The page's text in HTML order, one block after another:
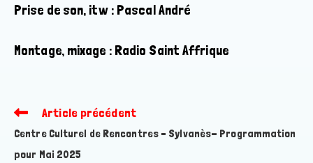
Prise de son, itw : Pascal André
Montage, mixage : Radio Saint Affrique
Read
articles
Article précédent
Centre Culturel de Rencontres – Sylvanès- Programmation
pour Mai 2025